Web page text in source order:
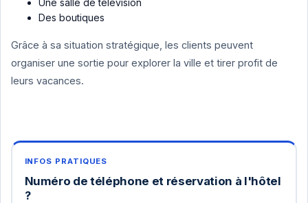
Des boutiques
Grâce à sa situation stratégique, les clients peuvent
organiser une sortie pour explorer la ville et tirer profit de
leurs vacances.
Numéro de téléphone et réservation à l'hôtel
?